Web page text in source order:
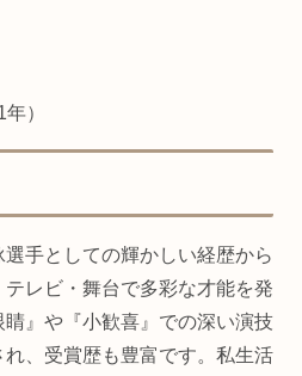
）
手としての輝かしい経歴から
レビ・舞台で多彩な才能を発
』や『小歓喜』での深い演技
、受賞歴も豊富です。私生活